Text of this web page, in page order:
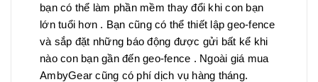
bạn có thể làm phần mềm thay đổi khi con bạn
lớn tuổi hơn . Bạn cũng có thể thiết lập geo-fence
và sắp đặt những báo động được gửi bất kể khi
nào con bạn gần đến geo-fence . Ngoài giá mua
AmbyGear cũng có phí dịch vụ hàng tháng.